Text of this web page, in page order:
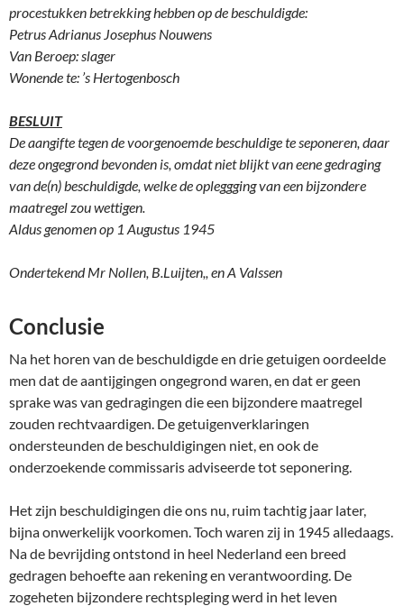
procestukken betrekking hebben op de beschuldigde:
Petrus Adrianus Josephus Nouwens
Van Beroep: slager
Wonende te: ’s Hertogenbosch
BESLUIT
De aangifte tegen de voorgenoemde beschuldige te seponeren, daar
deze ongegrond bevonden is, omdat niet blijkt van eene gedraging
van de(n) beschuldigde, welke de opleggging van een bijzondere
maatregel zou wettigen.
Aldus genomen op 1 Augustus 1945
Ondertekend Mr Nollen, B.Luijten,, en A Valssen
Conclusie
Na het horen van de beschuldigde en drie getuigen oordeelde
men dat de aantijgingen ongegrond waren, en dat er geen
sprake was van gedragingen die een bijzondere maatregel
zouden rechtvaardigen. De getuigenverklaringen
ondersteunden de beschuldigingen niet, en ook de
onderzoekende commissaris adviseerde tot seponering.
Het zijn beschuldigingen die ons nu, ruim tachtig jaar later,
bijna onwerkelijk voorkomen. Toch waren zij in 1945 alledaags.
Na de bevrijding ontstond in heel Nederland een breed
gedragen behoefte aan rekening en verantwoording. De
zogeheten bijzondere rechtspleging werd in het leven